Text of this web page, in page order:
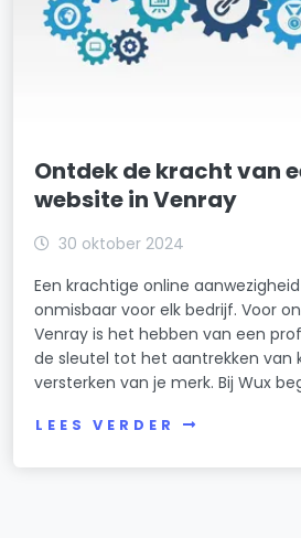
Ontdek de kracht van
website in Venray
30 oktober 2024
Een krachtige online
onmisbaar voor elk bedrijf. Voor
Venray is het hebben van een
de sleutel tot het aantrekken van
versterken van je merk. Bij Wux
LEES VERDER